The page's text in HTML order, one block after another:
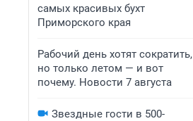
самых красивых бухт
Приморского края
Рабочий день хотят сократить,
но только летом — и вот
почему. Новости 7 августа
Звездные гости в 500-